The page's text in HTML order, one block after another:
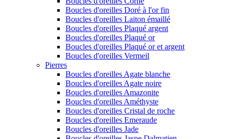
Boucles d'oreilles Doré à l'or fin
Boucles d'oreilles Laiton émaillé
Boucles d'oreilles Plaqué argent
Boucles d'oreilles Plaqué or
Boucles d'oreilles Plaqué or et argent
Boucles d'oreilles Vermeil
Pierres
Boucles d'oreilles Agate blanche
Boucles d'oreilles Agate noire
Boucles d'oreilles Amazonite
Boucles d'oreilles Améthyste
Boucles d'oreilles Cristal de roche
Boucles d'oreilles Emeraude
Boucles d'oreilles Jade